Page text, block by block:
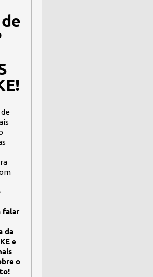
de
falar
da
e
o